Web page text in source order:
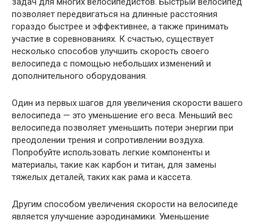
позволяет передвигаться на длинные расстояния
гораздо быстрее и эффективнее, а также принимать
участие в соревнованиях. К счастью, существует
несколько способов улучшить скорость своего
велосипеда с помощью небольших изменений и
дополнительного оборудования.
Один из первых шагов для увеличения скорости вашего
велосипеда — это уменьшение его веса. Меньший вес
велосипеда позволяет уменьшить потери энергии при
преодолении трения и сопротивлении воздуха.
Попробуйте использовать легкие компоненты и
материалы, такие как карбон и титан, для замены
тяжелых деталей, таких как рама и кассета.
Другим способом увеличения скорости на велосипеде
является улучшение аэродинамики. Уменьшение